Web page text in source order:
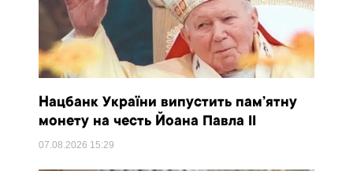
Нацбанк України випустить пам’ятну
монету на честь Йоана Павла II
07.08.2026 15:29